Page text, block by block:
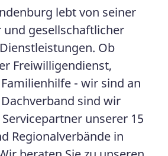
lebt von seiner
und gesellschaftlicher
Ob
Freiwilligendienst,
- wir sind an
sind wir
unserer 15
Regionalverbände in